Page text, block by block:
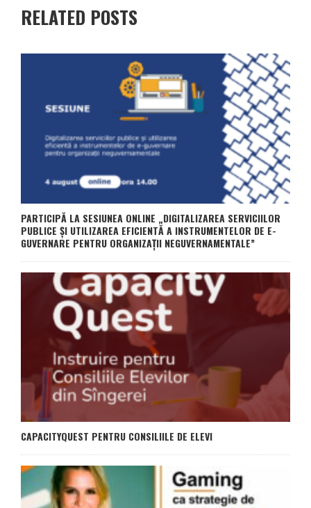
RELATED POSTS
PARTICIPĂ LA SESIUNEA ONLINE „DIGITALIZAREA SERVICIILOR
PUBLICE ȘI UTILIZAREA EFICIENTĂ A INSTRUMENTELOR DE E-
GUVERNARE PENTRU ORGANIZAȚII NEGUVERNAMENTALE”
CAPACITYQUEST PENTRU CONSILIILE DE ELEVI